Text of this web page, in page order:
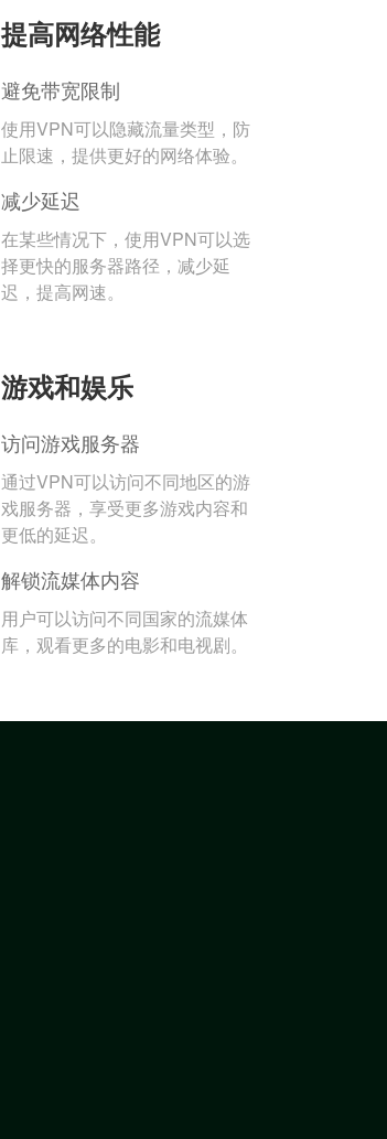
提高网络性能
避免带宽限制
使用VPN可以隐藏流量类型，防
止限速，提供更好的网络体验。
减少延迟
在某些情况下，使用VPN可以选
择更快的服务器路径，减少延
迟，提高网速。
游戏和娱乐
访问游戏服务器
通过VPN可以访问不同地区的游
戏服务器，享受更多游戏内容和
更低的延迟。
解锁流媒体内容
用户可以访问不同国家的流媒体
库，观看更多的电影和电视剧。